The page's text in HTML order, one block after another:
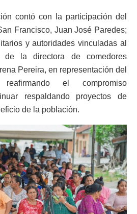
contó con la participación del
Francisco, Juan José Paredes;
y autoridades vinculadas al
de la directora de comedores
Pereira, en representación del
el compromiso
respaldando proyectos de
de la población.